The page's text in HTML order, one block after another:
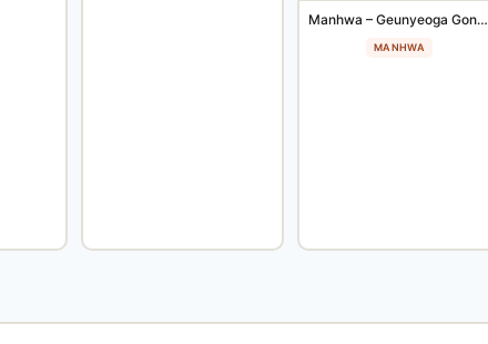
Manhwa – Geunyeoga Gongjakjeoro Gaya Haetdeon Sajeong
MANHWA